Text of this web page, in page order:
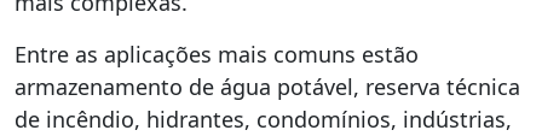
Entre as aplicações mais comuns estão
armazenamento de água potável, reserva técnica
de incêndio, hidrantes, condomínios, indústrias,